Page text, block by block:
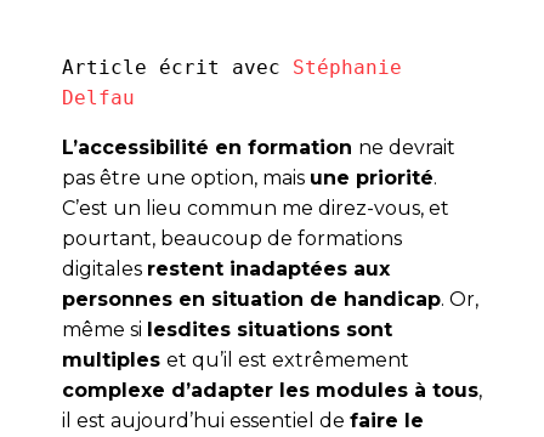
Article écrit avec Stéphanie
Delfau
L’accessibilité en formation ne devrait
pas être une option, mais une priorité.
C’est un lieu commun me direz-vous, et
pourtant, beaucoup de formations
digitales restent inadaptées aux
personnes en situation de handicap. Or,
même si lesdites situations sont
multiples et qu’il est extrêmement
complexe d’adapter les modules à tous,
il est aujourd’hui essentiel de faire le